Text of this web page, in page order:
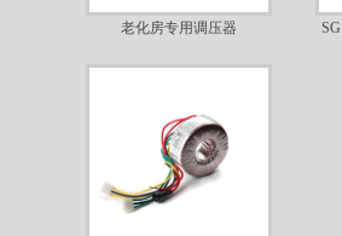
老化房专用调压器